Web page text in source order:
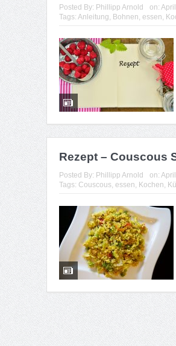
Posted By: Phillipp Arnold on:
Tags: Anleitung Bohnen essen
Rezept – Couscous
Posted By: Phillipp Arnold on:
Tags: Couscous, essen Kochen